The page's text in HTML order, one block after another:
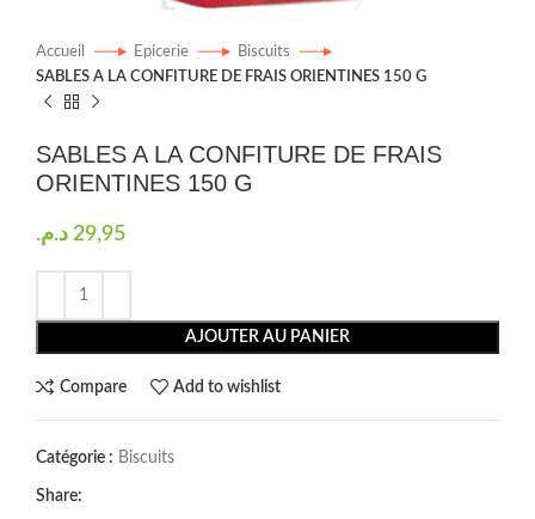
Accueil Epicerie
Biscuits
SABLES A LA CONFITURE DE FRAIS ORIENTINES 150 G
SABLES A LA CONFITURE DE FRAIS
ORIENTINES 150 G
29,95 د.م.
AJOUTER AU PANIER
Compare Add to wishlist
Catégorie : Biscuits
Share: